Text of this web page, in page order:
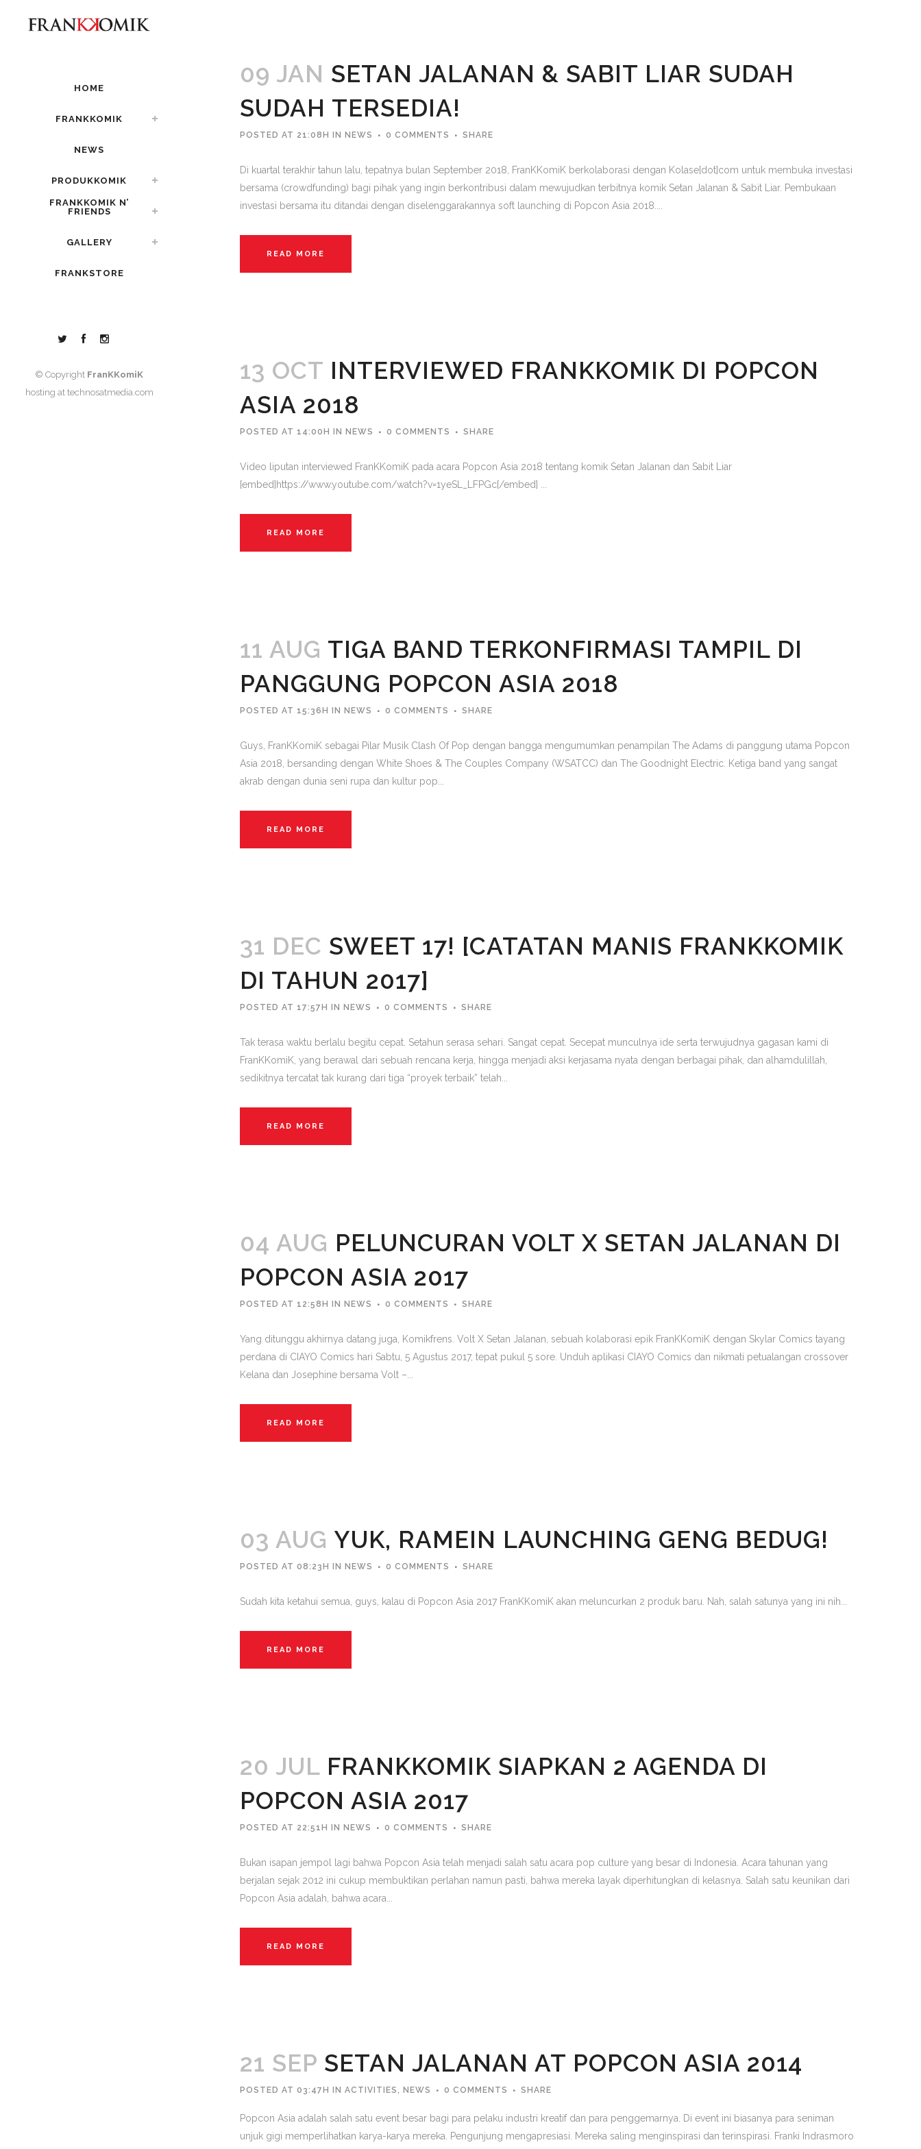
HOME
FRANKKOMIK
NEWS
PRODUKKOMIK
FRANKKOMIK N’
FRIENDS
GALLERY
FRANKSTORE
© Copyright FranKKomiK
hosting at technosatmedia.com
09 JAN SETAN JALANAN & SABIT LIAR SUDAH
SUDAH TERSEDIA!
POSTED AT 21:08H IN NEWS 0 COMMENTS SHARE
Di kuartal terakhir tahun lalu, tepatnya bulan September 2018, FranKKomiK berkolaborasi dengan Kolase[dot]com untuk membuka investasi
bersama (crowdfunding) bagi pihak yang ingin berkontribusi dalam mewujudkan terbitnya komik Setan Jalanan & Sabit Liar. Pembukaan
investasi bersama itu ditandai dengan diselenggarakannya soft launching di Popcon Asia 2018....
READ MORE
13 OCT INTERVIEWED FRANKKOMIK DI POPCON
ASIA 2018
POSTED AT 14:00H IN NEWS 0 COMMENTS SHARE
Video liputan interviewed FranKKomiK pada acara Popcon Asia 2018 tentang komik Setan Jalanan dan Sabit Liar
[embed]https://www.youtube.com/watch?v=1yeSL_LFPGc[/embed] ...
READ MORE
11 AUG TIGA BAND TERKONFIRMASI TAMPIL DI
PANGGUNG POPCON ASIA 2018
POSTED AT 15:36H IN NEWS 0 COMMENTS SHARE
Guys, FranKKomiK sebagai Pilar Musik Clash Of Pop dengan bangga mengumumkan penampilan The Adams di panggung utama Popcon
Asia 2018, bersanding dengan White Shoes & The Couples Company (WSATCC) dan The Goodnight Electric. Ketiga band yang sangat
akrab dengan dunia seni rupa dan kultur pop...
READ MORE
31 DEC SWEET 17! [CATATAN MANIS FRANKKOMIK
DI TAHUN 2017]
POSTED AT 17:57H IN NEWS 0 COMMENTS SHARE
Tak terasa waktu berlalu begitu cepat. Setahun serasa sehari. Sangat cepat. Secepat munculnya ide serta terwujudnya gagasan kami di
FranKKomiK, yang berawal dari sebuah rencana kerja, hingga menjadi aksi kerjasama nyata dengan berbagai pihak, dan alhamdulillah,
sedikitnya tercatat tak kurang dari tiga “proyek terbaik” telah...
READ MORE
04 AUG PELUNCURAN VOLT X SETAN JALANAN DI
POPCON ASIA 2017
POSTED AT 12:58H IN NEWS 0 COMMENTS SHARE
Yang ditunggu akhirnya datang juga, Komikfrens. Volt X Setan Jalanan, sebuah kolaborasi epik FranKKomiK dengan Skylar Comics tayang
perdana di CIAYO Comics hari Sabtu, 5 Agustus 2017, tepat pukul 5 sore. Unduh aplikasi CIAYO Comics dan nikmati petualangan crossover
Kelana dan Josephine bersama Volt –...
READ MORE
03 AUG YUK, RAMEIN LAUNCHING GENG BEDUG!
POSTED AT 08:23H IN NEWS 0 COMMENTS SHARE
Sudah kita ketahui semua, guys, kalau di Popcon Asia 2017 FranKKomiK akan meluncurkan 2 produk baru. Nah, salah satunya yang ini nih...
READ MORE
20 JUL FRANKKOMIK SIAPKAN 2 AGENDA DI
POPCON ASIA 2017
POSTED AT 22:51H IN NEWS 0 COMMENTS SHARE
Bukan isapan jempol lagi bahwa Popcon Asia telah menjadi salah satu acara pop culture yang besar di Indonesia. Acara tahunan yang
berjalan sejak 2012 ini cukup membuktikan perlahan namun pasti, bahwa mereka layak diperhitungkan di kelasnya. Salah satu keunikan dari
Popcon Asia adalah, bahwa acara...
READ MORE
21 SEP SETAN JALANAN AT POPCON ASIA 2014
POSTED AT 03:47H IN ACTIVITIES, NEWS 0 COMMENTS SHARE
Popcon Asia adalah salah satu event besar bagi para pelaku industri kreatif dan para penggemarnya. Di event ini biasanya para seniman
unjuk gigi memperlihatkan karya-karya mereka. Pengunjung mengapresiasi. Mereka saling menginspirasi dan terinspirasi. Franki Indrasmoro